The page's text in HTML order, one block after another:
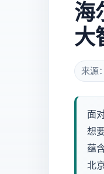
海
大
来源
面
想
蕴
北